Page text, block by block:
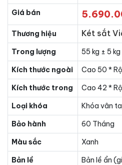
Giá bán
Thương hiệu Két sắt
Trong lượng
55 kg ± 5 kg
Kích thước ngoài
Cao 50 *
Kích thước trong
Cao 42 *
Loại khóa
Khóa vân
Bảo hành
60 Tháng
Màu sắc
Xanh
Bản lề
Bản lề ẩn